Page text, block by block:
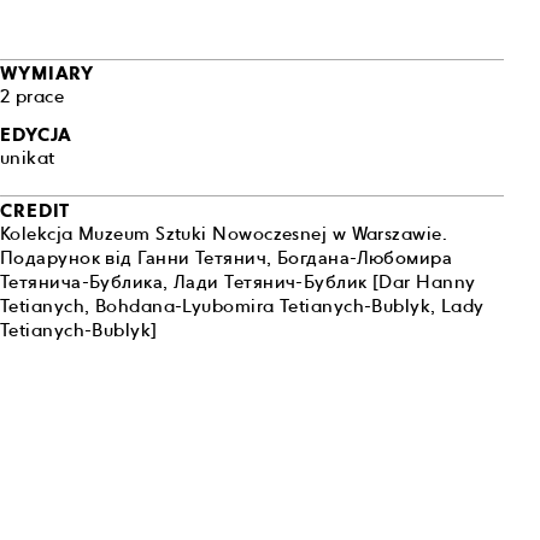
tworzył
jak i
sztuką a
XX
i
czy
WYMIARY
2 prace
EDYCJA
unikat
CREDIT
Kolekcja Muzeum Sztuki Nowoczesnej w Warszawie.
Подарунок від Ганни Тетянич, Богдана-Любомира
Тетянича-Бублика, Лади Тетянич-Бублик [Dar Hanny
Tetianych, Bohdana-Lyubomira Tetianych-Bublyk, Lady
Tetianych-Bublyk]